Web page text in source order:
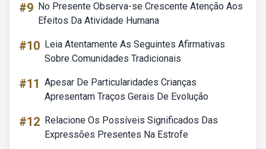
#9 No Presente Observa-se Crescente Atenção Aos
Efeitos Da Atividade Humana
#10 Leia Atentamente As Seguintes Afirmativas
Sobre Comunidades Tradicionais
#11 Apesar De Particularidades Crianças
Apresentam Traços Gerais De Evolução
#12 Relacione Os Possíveis Significados Das
Expressões Presentes Na Estrofe